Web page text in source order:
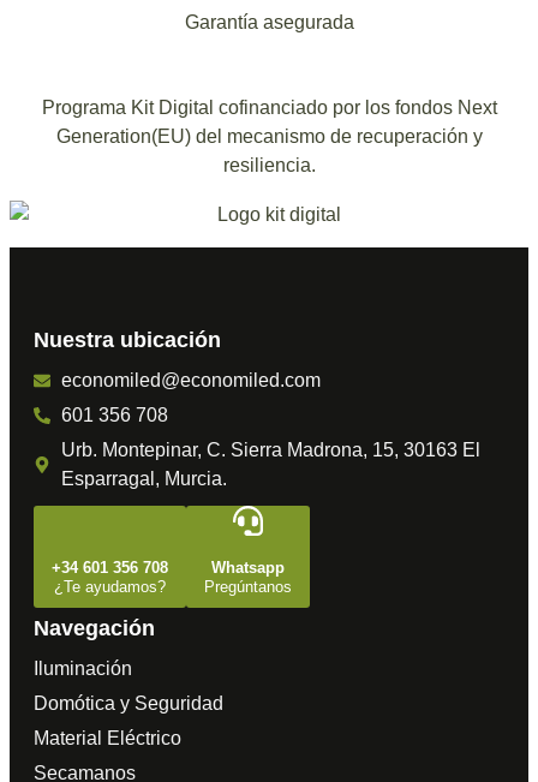
Garantía asegurada
Programa Kit Digital cofinanciado por los fondos Next
Generation(EU) del mecanismo de recuperación y
resiliencia.
Nuestra ubicación
economiled@economiled.com
601 356 708
Urb. Montepinar, C. Sierra Madrona, 15, 30163 El
Esparragal, Murcia.
+34 601 356 708
¿Te ayudamos?
Whatsapp
Pregúntanos
Navegación
Iluminación
Domótica y Seguridad
Material Eléctrico
Secamanos